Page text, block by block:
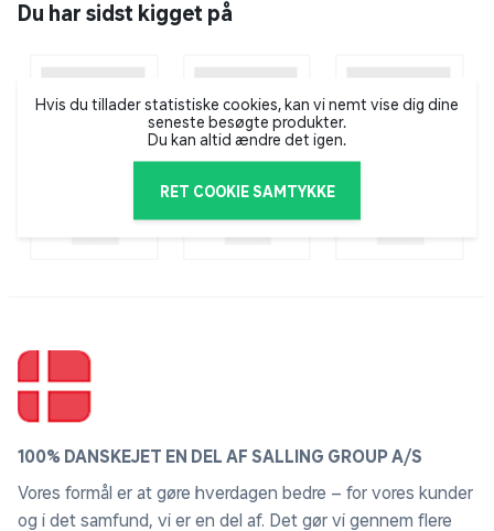
øjenskygge og læbestift til neglelak i alverdens farver,
Du har sidst kigget på
Hvis du tillader statistiske cookies, kan vi nemt vise dig dine
seneste besøgte produkter.
Du kan altid ændre det igen.
RET COOKIE SAMTYKKE
100% DANSKEJET EN DEL AF SALLING GROUP A/S
Vores formål er at gøre hverdagen bedre – for vores kunder
og i det samfund, vi er en del af. Det gør vi gennem flere